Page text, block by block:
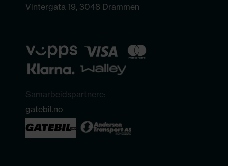
Vintergata 19, 3048 Drammen
Samarbeidspartnere:
gatebil.no